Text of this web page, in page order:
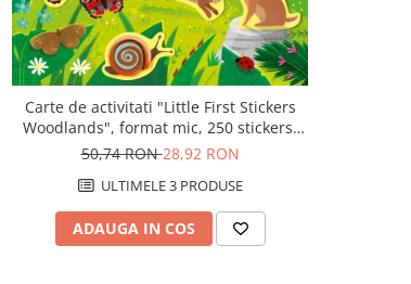
Carte de activitati "Little First Stickers
Woodlands", format mic, 250 stickers,
Usborne
50,74 RON28,92 RON
ULTIMELE 3 PRODUSE
ADAUGA IN COS